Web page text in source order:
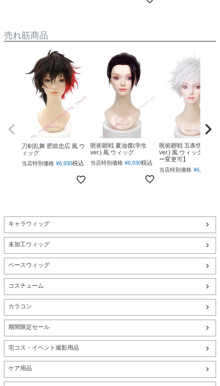
売れ筋商品
刀剣乱舞 肥前忠広 風 ウ
ィッグ
当店特別価格 ¥6,930税込
呪術廻戦 夏油傑(学生
ver.) 風 ウィッグ
当店特別価格 ¥6,930税込
呪術廻戦 五条悟(下ろ
ver.) 風 ウィッグ 【カ
ー変更可】
当店特別価格 ¥6,930
キャラウィッグ
未加工ウィッグ
ベースウィッグ
コスチューム
カラコン
期間限定セール
宅コス・イベント撮影用品
ケア用品